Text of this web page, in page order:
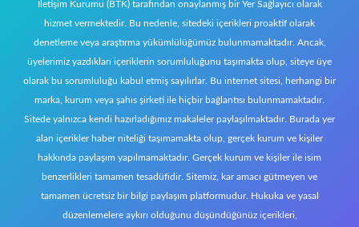
İletişim Kurumu (BTK) tarafından onaylanmış bir Yer Sağlayıcı olarak
hizmet vermektedir. Bu nedenle, sitedeki içerikleri proaktif olarak
denetleme veya araştırma yükümlülüğümüz bulunmamaktadır. Ancak,
üyelerimiz yazdıkları içeriklerin sorumluluğunu taşımakta olup, siteye üye
olarak bu sorumluluğu kabul etmiş sayılırlar. Bu internet sitesi, herhangi bir
marka, kurum veya şahıs şirketi ile hiçbir bağlantısı bulunmamaktadır.
Sitede yalnızca kendi hazırladığımız makaleler paylaşılmaktadır. Burada yer
alan içerikler haber niteliği taşımamakta olup, gerçek kurum ve kişiler
hakkında paylaşım yapılmamaktadır. Gerçek kurum ve kişiler ile isim
benzerlikleri tamamen tesadüfidir. Sitemiz, kar amacı gütmeyen ve
tamamen ücretsiz bir bilgi paylaşım platformudur. Hukuka ve yasal
düzenlemelere aykırı olduğunu düşündüğünüz içerikleri,